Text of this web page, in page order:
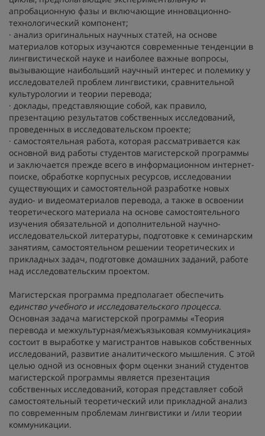
апробационную фазы и включающие инновационно-
технологический компонент;
· анализ оригинальных научных статей, на основе
материалов которых изучаются современные тенденции в
лингвистической науке и наиболее важные вопросы,
вызывающие наибольший научный интерес и полемику у
исследователей проблем лингвистики, сравнительной
культурологии и теории перевода;
· доклады, представляющие собой, как правило,
презентацию результатов собственных исследований,
проведенных в исследовательском проекте;
· самостоятельная работа, которая рассматривается как
основной вид работы студентов магистерской программы
и заключается прежде всего в информационном интернет-
поиске, обработке корпусных ресурсов, исследовании
существующих и самостоятельной разработке новых
аудио- и видеоматериалов перевода, а также в освоении
теоретического материала на основе самостоятельного
изучения обязательной и дополнительной научно-
исследовательской литературы, подготовке к семинарским
занятиям, самостоятельном решении теоретических и
прикладных задач, подготовке домашних заданий, работе
над исследовательским проектом.
Магистерская программа предполагает обеспечить
единство учебного и исследовательского процесса.
Основная задача магистерской программы «Теория
перевода и межкультурная/межъязыковая коммуникация»
состоит в выработке у магистрантов навыков собственных
исследований, развитие аналитического мышления. С этой
целью одной из основных форм оценки знаний студентов
магистерской программы является презентация
собственных исследований, которая представляет собой
самостоятельный теоретический или прикладной анализ
по современным проблемам лингвистики и /или теории
коммуникации.